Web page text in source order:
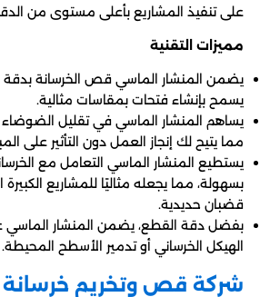
على تنفيذ المشاريع بأعلى مستوى من
مميزات التقنية
يضمن المنشار الماسي قص الخرسانة بدقة
يسمح بإنشاء فتحات بمقاسات مثالية.
يساهم المنشار الماسي في تقليل الضوضاء
مما يتيح لك إنجاز العمل دون التأثير على
يستطيع المنشار الماسي التعامل مع
بسهولة، مما يجعله مثاليًا للمشاريع
قضبان حديدية.
بفضل دقة القطع، يضمن المنشار الماسي
الهيكل الخرساني أو تدمير الأسطح المحيطة.